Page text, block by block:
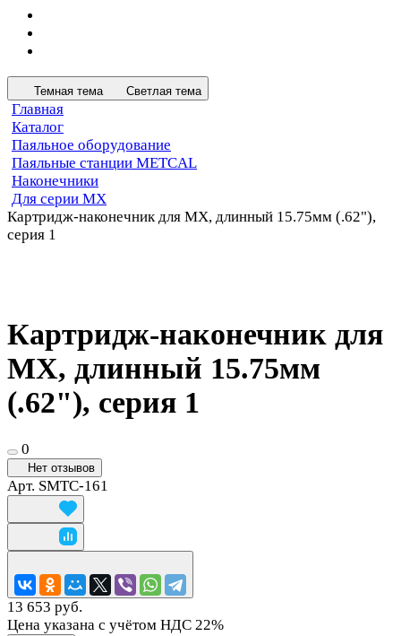
Темная тема Светлая тема
Главная
Каталог
Паяльное оборудование
Паяльные станции METCAL
Наконечники
Для серии MX
Картридж-наконечник для MX, длинный 15.75мм (.62"),
серия 1
Картридж-наконечник для
MX, длинный 15.75мм
(.62"), серия 1
0
Нет отзывов
Арт. SMTC-161
13 653 руб.
Цена указана с учётом НДС 22%